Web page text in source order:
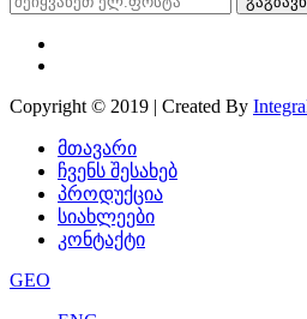
Copyright © 2019 | Created By
მთავარი
ჩვენს შესახებ
პროდუქცია
სიახლეები
კონტაქტი
GEO